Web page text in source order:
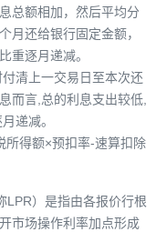
总额相加，然后平均分
月还给银行固定金额，
重逐月递减。
清上一交易日至本次还
而言,总的利息支出较低,
递减。
所得额×预扣率-速算扣除
LPR）是指由各报价行根
市场操作利率加点形成